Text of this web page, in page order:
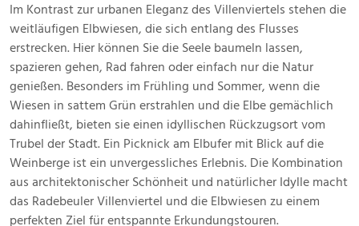
Im Kontrast zur urbanen Eleganz des Villenviertels stehen die
weitläufigen Elbwiesen, die sich entlang des Flusses
erstrecken. Hier können Sie die Seele baumeln lassen,
spazieren gehen, Rad fahren oder einfach nur die Natur
genießen. Besonders im Frühling und Sommer, wenn die
Wiesen in sattem Grün erstrahlen und die Elbe gemächlich
dahinfließt, bieten sie einen idyllischen Rückzugsort vom
Trubel der Stadt. Ein Picknick am Elbufer mit Blick auf die
Weinberge ist ein unvergessliches Erlebnis. Die Kombination
aus architektonischer Schönheit und natürlicher Idylle macht
das Radebeuler Villenviertel und die Elbwiesen zu einem
perfekten Ziel für entspannte Erkundungstouren.